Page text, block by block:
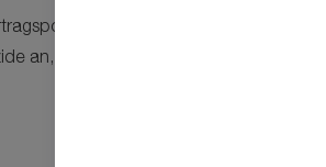
der Kulturpflanzen. BASF
an, die einen effizienten und